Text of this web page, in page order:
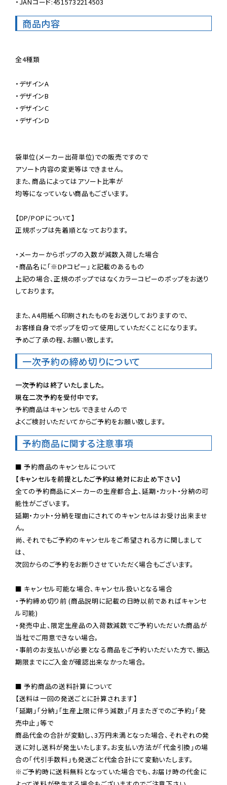
商品内容
全4種類
・デザインA
・デザインB
・デザインC
・デザインD
袋単位(メーカー出荷単位)での販売ですので
アソート内容の変更等はできません。
また、商品によってはアソート比率が
均等になっていない商品もございます。
【DP/POPについて】
正規ポップは先着順となっております。
・メーカーからポップの入数が減数入荷した場合
・商品名に「※DPコピー」と記載のあるもの
上記の場合、正規のポップではなくカラーコピーのポップをお送り
しております。
また、A4用紙へ印刷されたものをお送りしておりますので、
お客様自身でポップを切って使用していただくことになります。
予めご了承の程、お願い致します。
一次予約の締め切りについて
一次予約は終了いたしました。
現在二次予約を受付中です。
予約商品はキャンセルできませんので
よくご検討いただいてからご予約をお願い致します。
予約商品に関する注意事項
【キャンセルを前提としたご予約は絶対にお止め下さい】
全ての予約商品にメーカーの生産都合上、延期・カット・分納の可
能性がございます。
延期・カット・分納を理由にされてのキャンセルはお受け出来ませ
ん。
尚、それでもご予約のキャンセルをご希望される方に関しまして
は、
次回からのご予約をお断りさせていただく場合もございます。
■ キャンセル可能な場合、キャンセル扱いとなる場合
・予約締め切り前 (商品説明に記載の日時以前であればキャンセ
ル可能)
・発売中止、限定生産品の入荷数減数でご予約いただいた商品が
当社でご用意できない場合。
・事前のお支払いが必要となる商品をご予約いただいた方で、振込
期限までにご入金が確認出来なかった場合。
■ 予約商品の送料計算について
【送料は一回の発送ごとに計算されます】
「延期」「分納」「生産上限に伴う減数」「月またぎでのご予約」「発
売中止」等で
商品代金の合計が変動し、3万円未満となった場合、それぞれの発
送に対し送料が発生いたします。お支払い方法が「代金引換」の場
※ご予約時に送料無料となっていた場合でも、お届け時の代金に